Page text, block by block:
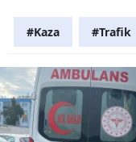
#Kaza #Trafik